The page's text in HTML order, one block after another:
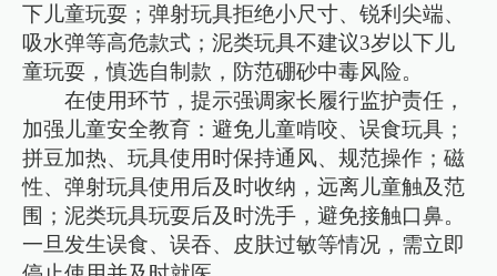
下儿童玩耍；弹射玩具拒绝小尺寸、锐利尖端、
吸水弹等高危款式；泥类玩具不建议3岁以下儿
童玩耍，慎选自制款，防范硼砂中毒风险。
在使用环节，提示强调家长履行监护责任，
加强儿童安全教育：避免儿童啃咬、误食玩具；
拼豆加热、玩具使用时保持通风、规范操作；磁
性、弹射玩具使用后及时收纳，远离儿童触及范
围；泥类玩具玩耍后及时洗手，避免接触口鼻。
一旦发生误食、误吞、皮肤过敏等情况，需立即